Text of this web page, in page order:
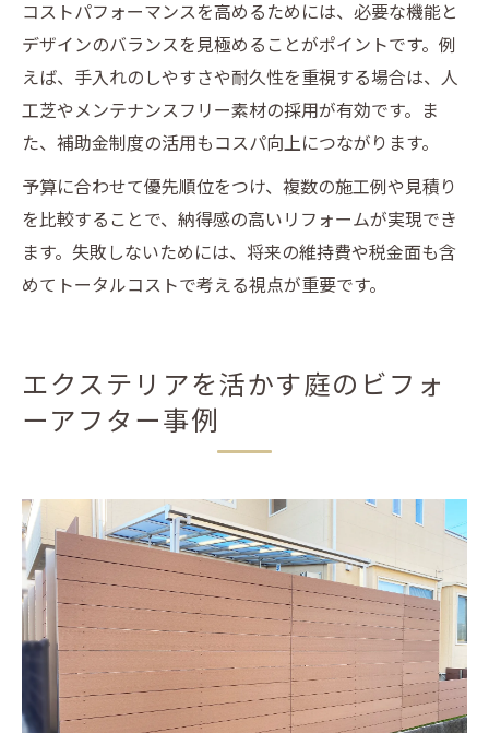
コストパフォーマンスを高めるためには、必要な機能と
デザインのバランスを見極めることがポイントです。例
えば、手入れのしやすさや耐久性を重視する場合は、人
工芝やメンテナンスフリー素材の採用が有効です。ま
た、補助金制度の活用もコスパ向上につながります。
予算に合わせて優先順位をつけ、複数の施工例や見積り
を比較することで、納得感の高いリフォームが実現でき
ます。失敗しないためには、将来の維持費や税金面も含
めてトータルコストで考える視点が重要です。
エクステリアを活かす庭のビフォ
ーアフター事例